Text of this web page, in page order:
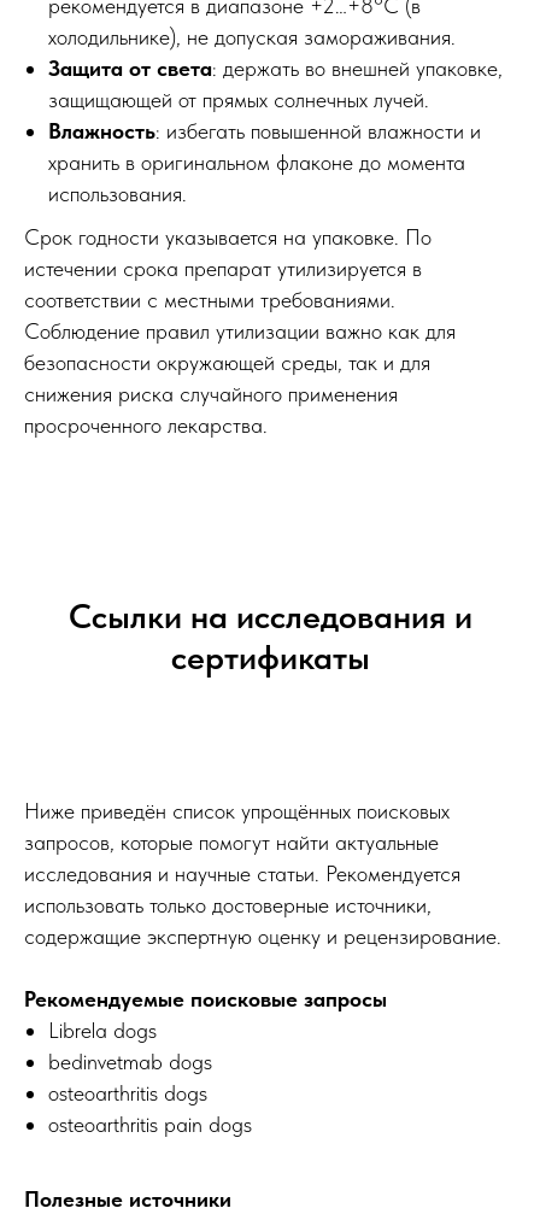
рекомендуется в диапазоне +2…+8°С (в
холодильнике), не допуская замораживания.
Защита от света: держать во внешней упаковке,
защищающей от прямых солнечных лучей.
Влажность: избегать повышенной влажности и
хранить в оригинальном флаконе до момента
использования.
Срок годности указывается на упаковке. По
истечении срока препарат утилизируется в
соответствии с местными требованиями.
Соблюдение правил утилизации важно как для
безопасности окружающей среды, так и для
снижения риска случайного применения
просроченного лекарства.
Ссылки на исследования и
сертификаты
Ниже приведён список упрощённых поисковых
запросов, которые помогут найти актуальные
исследования и научные статьи. Рекомендуется
использовать только достоверные источники,
содержащие экспертную оценку и рецензирование.
Рекомендуемые поисковые запросы
Librela dogs
bedinvetmab dogs
osteoarthritis dogs
osteoarthritis pain dogs
Полезные источники